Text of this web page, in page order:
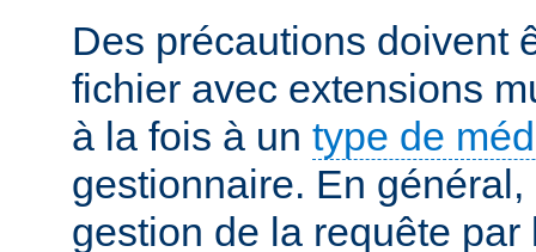
Des précautions doivent
fichier avec extensions
à la fois à un type de
gestionnaire. En
gestion de la requête